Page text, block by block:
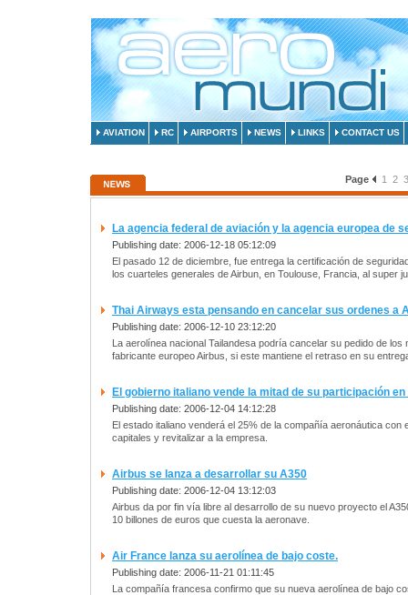
AVIATION RC AIRPORTS NEWS LINKS CONTACT US
Page 1 2 3
La agencia federal de aviación y la agencia europea de
Publishing date: 2006-12-18 05:12:09
El pasado 12 de diciembre, fue entrega la certificación de
los cuarteles generales de Airbun, en Toulouse, Francia, al super
Thai Airways esta pensando en cancelar sus ordenes a
Publishing date: 2006-12-10 23:12:20
La aerolínea nacional Tailandesa podría cancelar su pedido de los
fabricante europeo Airbus, si este mantiene el retraso en su
El gobierno italiano vende la mitad de su participación
Publishing date: 2006-12-04 14:12:28
El estado italiano venderá el 25% de la compañía aeronáutica con
capitales y revitalizar a la empresa.
Airbus se lanza a desarrollar su A350
Publishing date: 2006-12-04 13:12:03
Airbus da por fin vía libre al desarrollo de su nuevo proyecto el
10 billones de euros que cuesta la aeronave.
Air France lanza su aerolínea de bajo coste.
Publishing date: 2006-11-21 01:11:45
La compañía francesa confirmo que su nueva aerolínea de bajo